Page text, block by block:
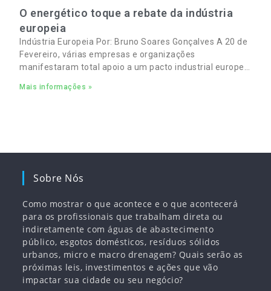
O energético toque a rebate da indústria
europeia
Indústria Europeia Por: Bruno Soares Gonçalves A 20 de
Fevereiro, várias empresas e organizações
manifestaram total apoio a um pacto industrial europeu
empregos
Mais informações »
Sobre Nós
Como mostrar o que acontece e o que acontecerá
para os profissionais que trabalham direta ou
indiretamente com águas de abastecimento
público, esgotos domésticos, resíduos sólidos
urbanos, micro e macro drenagem? Quais serão as
próximas leis, investimentos e ações que vão
impactar sua cidade ou seu negócio?